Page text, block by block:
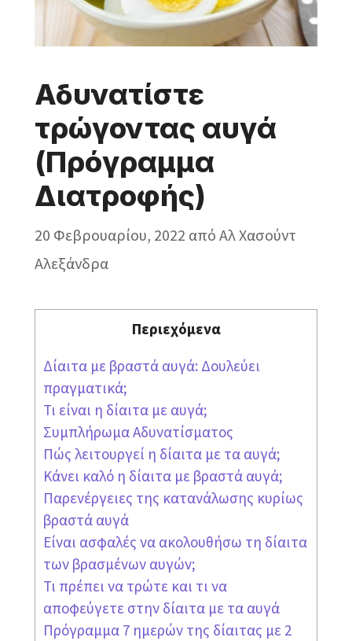
Αδυνατίστε
τρώγοντας αυγά
(Πρόγραμμα
Διατροφής)
20 Φεβρουαρίου, 2022 από Aλ Χασούντ
Αλεξάνδρα
Περιεχόμενα
Δίαιτα με βραστά αυγά: Δουλεύει
πραγματικά;
Τι είναι η δίαιτα με αυγά;
Συμπλήρωμα Αδυνατίσματος
Πώς λειτουργεί η δίαιτα με τα αυγά;
Κάνει καλό η δίαιτα με βραστά αυγά;
Παρενέργειες της κατανάλωσης κυρίως
βραστά αυγά
Είναι ασφαλές να ακολουθήσω τη δίαιτα
των βρασμένων αυγών;
Τι πρέπει να τρώτε και τι να
αποφεύγετε στην δίαιτα με τα αυγά
Πρόγραμμα 7 ημερών της δίαιτας με 2